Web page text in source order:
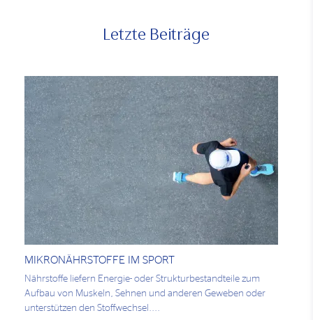
Letzte Beiträge
MIKRONÄHRSTOFFE IM SPORT
Nährstoffe liefern Energie- oder Strukturbestandteile zum
Aufbau von Muskeln, Sehnen und anderen Geweben oder
unterstützen den Stoffwechsel....